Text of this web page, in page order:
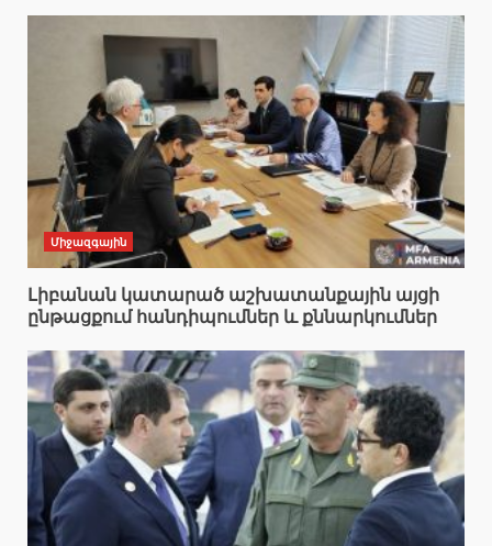
Միջազգային
Լիբանան կատարած աշխատանքային այցի
ընթացքում հանդիպումներ և քննարկումներ